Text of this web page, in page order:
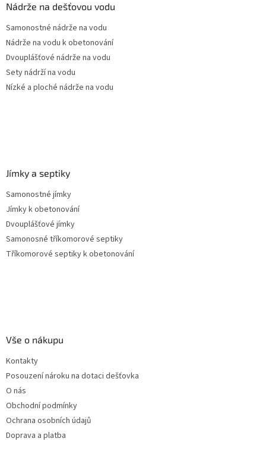
Nádrže na dešťovou vodu
Samonostné nádrže na vodu
Nádrže na vodu k obetonování
Dvouplášťové nádrže na vodu
Sety nádrží na vodu
Nízké a ploché nádrže na vodu
Jímky a septiky
Samonostné jímky
Jímky k obetonování
Dvouplášťové jímky
Samonosné tříkomorové septiky
Tříkomorové septiky k obetonování
Vše o nákupu
Kontakty
Posouzení nároku na dotaci dešťovka
O nás
Obchodní podmínky
Ochrana osobních údajů
Doprava a platba